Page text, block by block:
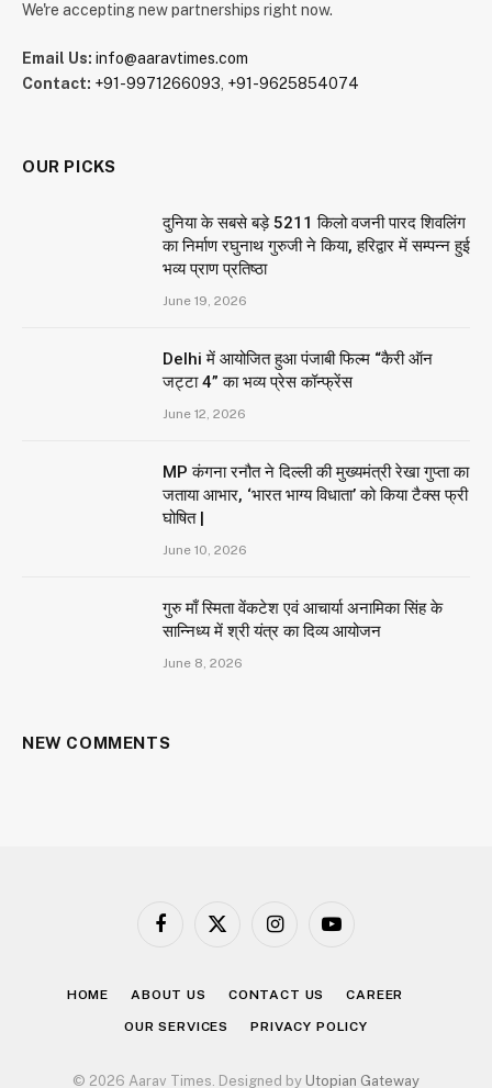
We're accepting new partnerships right now.
Email Us: info@aaravtimes.com
Contact: +91-9971266093 +91-9625854074
OUR PICKS
दुनिया के सबसे बड़े 5211 किलो वजनी पारद शिवलिंग
का निर्माण रघुनाथ गुरुजी ने किया, हरिद्वार में सम्पन्न हुई
भव्य प्राण प्रतिष्ठा
June 19, 2026
Delhi में आयोजित हुआ पंजाबी फिल्म “कैरी ऑन
जट्टा 4” का भव्य प्रेस कॉन्फ्रेंस
June 12, 2026
MP कंगना रनौत ने दिल्ली की मुख्यमंत्री रेखा गुप्ता का
जताया आभार, ‘भारत भाग्य विधाता’ को किया टैक्स फ्री
घोषित |
June 10, 2026
गुरु माँ स्मिता वेंकटेश एवं आचार्या अनामिका सिंह के
सान्निध्य में श्री यंत्र का दिव्य आयोजन
June 8, 2026
NEW COMMENTS
Facebook
X
InstagramYouTube
HOME ABOUT US CONTACT US CAREER
OUR SERVICES PRIVACY POLICY
© 2026 Aarav Times. Designed by Utopian Gateway